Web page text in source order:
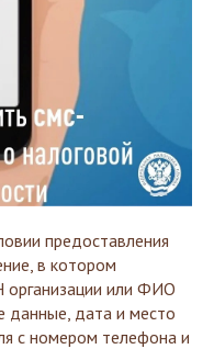
предоставления
в котором
организации или ФИО
данные, дата и место
с номером телефона и